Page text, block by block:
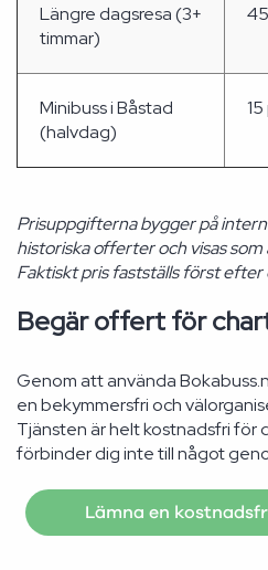
Längre dagsresa (3+
timmar)
Minibuss i Båstad
(halvdag)
Prisuppgifterna bygger på
historiska offerter och visas
Faktiskt pris fastställs först
Begär offert för
Genom att använda
en bekymmersfri och
Tjänsten är helt kostnadsfri för
förbinder dig inte till något
Lämna en